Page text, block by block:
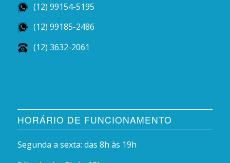
(12) 99154-5195
(12) 99185-2486
(12) 3632-2061
HORÁRIO DE FUNCIONAMENTO
Segunda a sexta: das 8h às 19h